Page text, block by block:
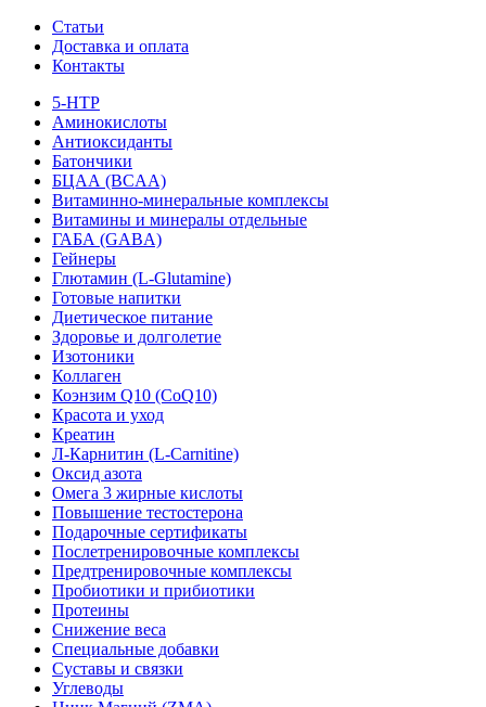
Статьи
Доставка и оплата
Контакты
5-HTP
Аминокислоты
Антиоксиданты
Батончики
БЦАА (BCAA)
Витаминно-минеральные комплексы
Витамины и минералы отдельные
ГАБА (GABA)
Гейнеры
Глютамин (L-Glutamine)
Готовые напитки
Диетическое питание
Здоровье и долголетие
Изотоники
Коллаген
Коэнзим Q10 (CoQ10)
Красота и уход
Креатин
Л-Карнитин (L-Сarnitine)
Оксид азота
Омега 3 жирные кислоты
Повышение тестостерона
Подарочные сертификаты
Послетренировочные комплексы
Предтренировочные комплексы
Пробиотики и прибиотики
Протеины
Снижение веса
Специальные добавки
Суставы и связки
Углеводы